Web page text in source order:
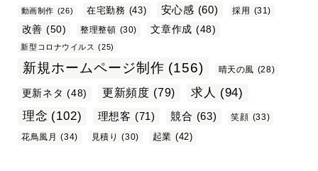
動画制作 (26) 在宅勤務 (43) 安心感 (60) 採用 (31)
改善 (50) 整理整頓 (30) 文章作成 (48)
新型コロナウイルス (25)
新規ホームページ制作 (156) 晴天の風 (28)
更新ネタ (48) 更新頻度 (79) 求人 (94)
理念 (102) 理想客 (71) 競合 (63) 笑顔 (33)
花鳥風月
(34) 見積り (30) 起業 (42)